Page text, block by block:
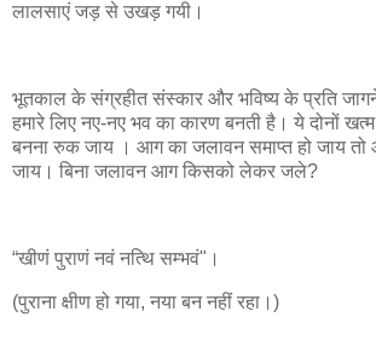
लालसाएं जड़ से उखड़ गयी।
भूतकाल के संग्रहीत संस्कार और भविष्य के प्रति जागने
हमारे लिए नए-नए भव का कारण बनती है। ये दोनों
बनना रुक जाय । आग का जलावन समाप्त हो जाय
जाय। बिना जलावन आग किसको लेकर जले?
“खीणं पुराणं नवं नत्थि सम्भवं"।
(पुराना क्षीण हो गया, नया बन नहीं रहा।)